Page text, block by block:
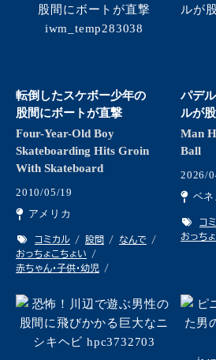
転倒したスケボー少年の
股間にボートが直撃
Four-Year-Old Boy
Skateboarding Hits Groin
With Skateboard
2010/05/19
アメリカ
コミカル 股間
なんで
おっちょこちょい
赤ちゃん・子供・幼児
パデ
ルが
Man
Ball
2026/
ベ
コ
おっち